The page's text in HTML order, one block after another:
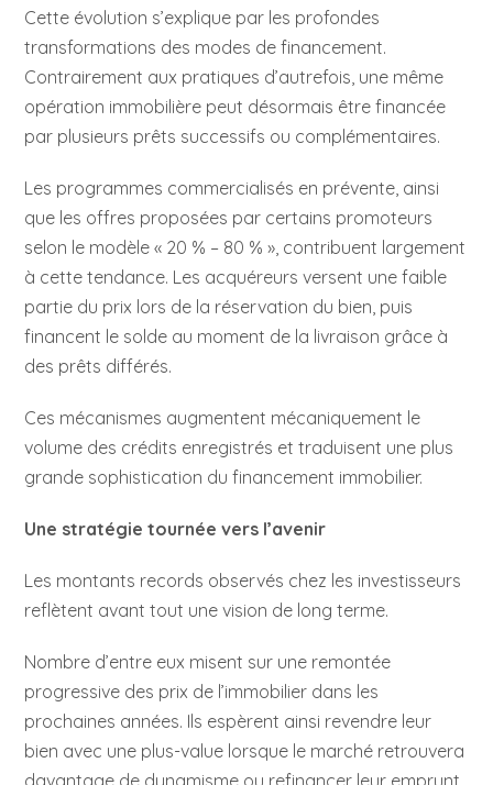
Cette évolution s’explique par les profondes
transformations des modes de financement.
Contrairement aux pratiques d’autrefois, une même
opération immobilière peut désormais être financée
par plusieurs prêts successifs ou complémentaires.
Les programmes commercialisés en prévente, ainsi
que les offres proposées par certains promoteurs
selon le modèle « 20 % – 80 % », contribuent largement
à cette tendance. Les acquéreurs versent une faible
partie du prix lors de la réservation du bien, puis
financent le solde au moment de la livraison grâce à
des prêts différés.
Ces mécanismes augmentent mécaniquement le
volume des crédits enregistrés et traduisent une plus
grande sophistication du financement immobilier.
Une stratégie tournée vers l’avenir
Les montants records observés chez les investisseurs
reflètent avant tout une vision de long terme.
Nombre d’entre eux misent sur une remontée
progressive des prix de l’immobilier dans les
prochaines années. Ils espèrent ainsi revendre leur
bien avec une plus-value lorsque le marché retrouvera
davantage de dynamisme ou refinancer leur emprunt